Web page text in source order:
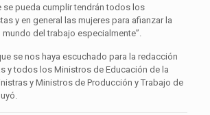
se pueda cumplir tendrán todos los
y en general las mujeres para afianzar la
del trabajo especialmente”.
se nos haya escuchado para la redacción
y todos los Ministros de Educación de la
y Ministros de Producción y Trabajo de